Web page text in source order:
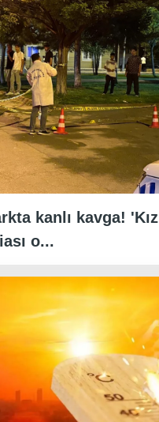
kanlı kavga! 'Kız
o...